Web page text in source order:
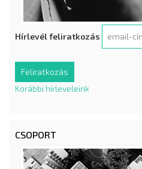
Hírlevél feliratkozás
Korábbi hírleveleink
CSOPORT